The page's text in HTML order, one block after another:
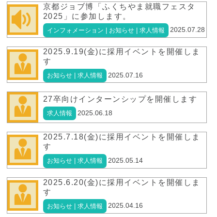
京都ジョブ博「ふくちやま就職フェスタ
2025」に参加します。
インフォメーション | お知らせ | 求人情報 2025.07.28
2025.9.19(金)に採用イベントを開催しま
す
お知らせ | 求人情報 2025.07.16
27卒向けインターンシップを開催します
求人情報 2025.06.18
2025.7.18(金)に採用イベントを開催しま
す
お知らせ | 求人情報 2025.05.14
2025.6.20(金)に採用イベントを開催しま
す
お知らせ | 求人情報 2025.04.16